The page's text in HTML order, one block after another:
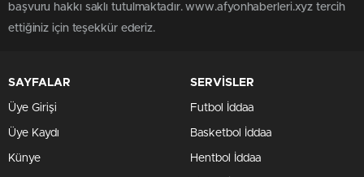
başvuru hakkı saklı tutulmaktadır. www.afyonhaberleri.xyz tercih
ettiğiniz için teşekkür ederiz.
SAYFALAR
Üye Girişi
Üye Kaydı
Künye
SERVİSLER
Futbol İddaa
Basketbol İddaa
Hentbol İddaa